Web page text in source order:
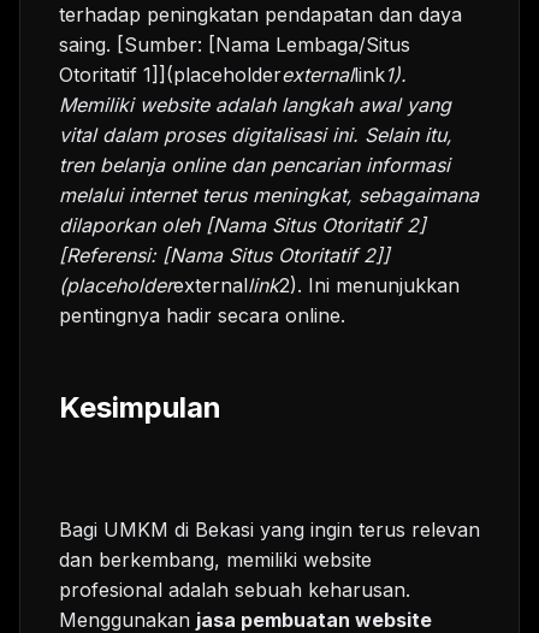
terhadap peningkatan pendapatan dan daya
saing. [Sumber: [Nama Lembaga/Situs
Otoritatif 1]](placeholderexternallink1).
Memiliki website adalah langkah awal yang
vital dalam proses digitalisasi ini. Selain itu,
tren belanja online dan pencarian informasi
melalui internet terus meningkat, sebagaimana
dilaporkan oleh [Nama Situs Otoritatif 2]
[Referensi: [Nama Situs Otoritatif 2]]
(placeholderexternallink2). Ini menunjukkan
pentingnya hadir secara online.
Kesimpulan
Bagi UMKM di Bekasi yang ingin terus relevan
dan berkembang, memiliki website
profesional adalah sebuah keharusan.
Menggunakan jasa pembuatan website